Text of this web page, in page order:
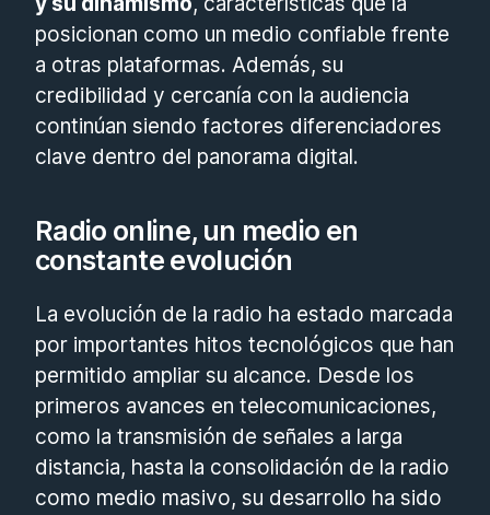
posicionan como un medio confiable frente
a otras plataformas. Además, su
credibilidad y cercanía con la audiencia
continúan siendo factores diferenciadores
clave dentro del panorama digital.
Radio online, un medio en
constante evolución
La evolución de la radio ha estado marcada
por importantes hitos tecnológicos que han
permitido ampliar su alcance. Desde los
primeros avances en telecomunicaciones,
como la transmisión de señales a larga
distancia, hasta la consolidación de la radio
como medio masivo, su desarrollo ha sido